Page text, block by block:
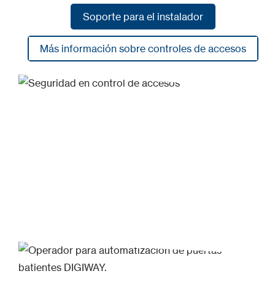
Soporte para el instalador
Soporte para el instalador
Más información sobre controles de accesos